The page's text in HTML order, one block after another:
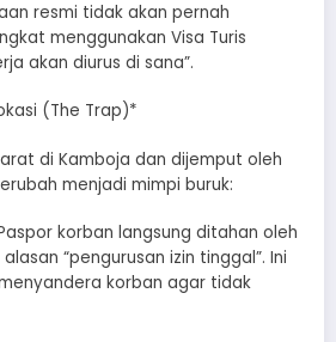
resmi tidak akan pernah
menggunakan Visa Turis
akan diurus di sana”.
(The Trap)*
di Kamboja dan dijemput oleh
menjadi mimpi buruk:
korban langsung ditahan oleh
“pengurusan izin tinggal”. Ini
korban agar tidak